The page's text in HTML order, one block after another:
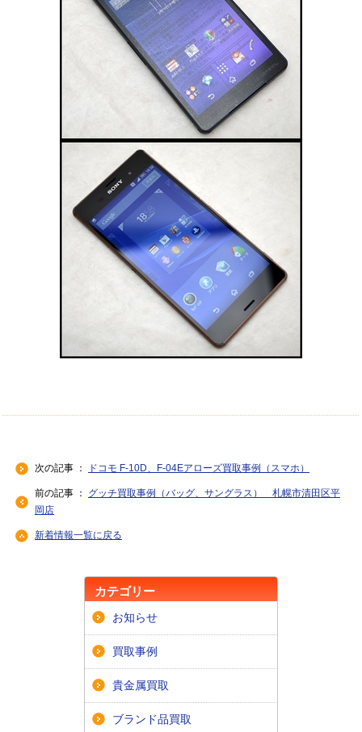
次の記事 ： ドコモ F-10D、F-04Eアローズ買取事例（スマホ）
前の記事 ： グッチ買取事例（バッグ、サングラス） 札幌市清田区平
岡店
新着情報一覧に戻る
カテゴリー
お知らせ
買取事例
貴金属買取
ブランド品買取